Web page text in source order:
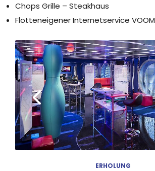
Chops Grille – Steakhaus
Flotteneigener Internetservice VOOM
ERHOLUNG